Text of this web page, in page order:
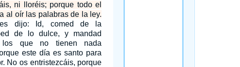
ni lloréis; porque todo el
al oír las palabras de la ley.
dijo: Id, comed de la
de lo dulce, y mandad
los que no tienen nada
este día es santo para
No os entristezcáis, porque